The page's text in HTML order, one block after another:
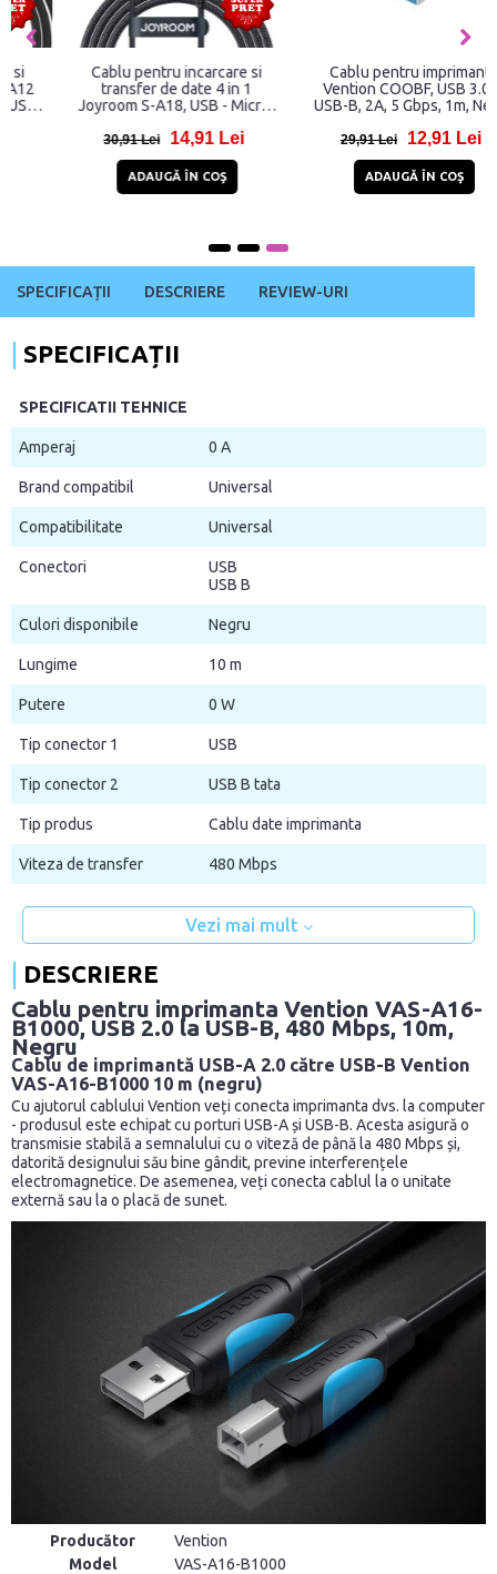
Cablu pentru incarcare si
transfer de date 4 in 1
Joyroom S-A18, USB - Micro-
3.5A, 1.2m, Negru
30,91 Lei 14,91 Lei
ADAUGĂ ÎN COŞ
Cablu pentru imprimanta
Vention COOBF, USB 3.0 la
USB-B, 2A, 5 Gbps, 1m, Negru
29,91 Lei 12,91 Lei
ADAUGĂ ÎN COŞ
SPECIFICAȚII DESCRIERE REVIEW-URI
SPECIFICAȚII
SPECIFICATII TEHNICE
Amperaj 0 A
Brand compatibil Universal
Compatibilitate Universal
Conectori
USB
USB B
Culori disponibile Negru
Lungime 10 m
Putere 0 W
Tip conector 1 USB
Tip conector 2 USB B tata
Tip produs Cablu date imprimanta
Viteza de transfer 480 Mbps
Vezi mai mult
DESCRIERE
Cablu pentru imprimanta Vention VAS-A16-
B1000, USB 2.0 la USB-B, 480 Mbps, 10m,
Negru
Cablu de imprimantă USB-A 2.0 către USB-B Vention
VAS-A16-B1000 10 m (negru)
Cu ajutorul cablului Vention veți conecta imprimanta dvs. la computer
- produsul este echipat cu porturi USB-A și USB-B. Acesta asigură o
transmisie stabilă a semnalului cu o viteză de până la 480 Mbps și,
datorită designului său bine gândit, previne interferențele
electromagnetice. De asemenea, veți conecta cablul la o unitate
externă sau la o placă de sunet.
Producător
Vention
Model
VAS-A16-B1000